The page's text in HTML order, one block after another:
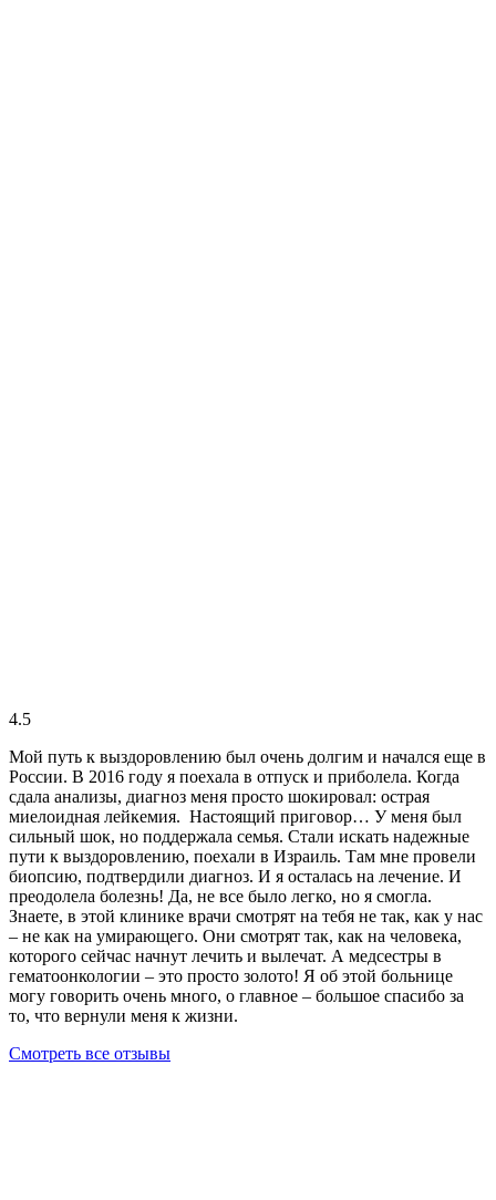
4.5
Мой путь к выздоровлению был очень долгим и начался еще в
России. В 2016 году я поехала в отпуск и приболела. Когда
сдала анализы, диагноз меня просто шокировал: острая
миелоидная лейкемия. Настоящий приговор… У меня был
сильный шок, но поддержала семья. Стали искать надежные
пути к выздоровлению, поехали в Израиль. Там мне провели
биопсию, подтвердили диагноз. И я осталась на лечение. И
преодолела болезнь! Да, не все было легко, но я смогла.
Знаете, в этой клинике врачи смотрят на тебя не так, как у нас
– не как на умирающего. Они смотрят так, как на человека,
которого сейчас начнут лечить и вылечат. А медсестры в
гематоонкологии – это просто золото! Я об этой больнице
могу говорить очень много, о главное – большое спасибо за
то, что вернули меня к жизни.
Смотреть все отзывы